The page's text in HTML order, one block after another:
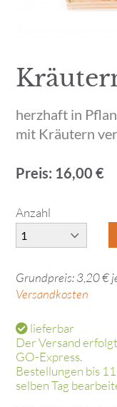
herzhaft in
mit Kräutern
Preis: 16,00 €
Anzahl
Grundpreis: 3,20 €
Versandkosten
lieferbar
Der Versand
GO-Express.
Bestellungen bis
selben Tag